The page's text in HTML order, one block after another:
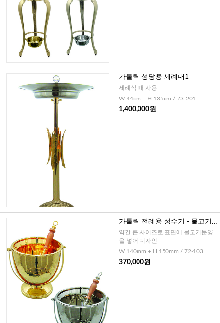
가톨릭 성당용 세례대1
세례식 때 사용
W 44cm + H 135cm / 73-201
1,400,000원
가톨릭 전례용 성수기 - 물고기
문양
약간 큰 사이즈로 표면에 물고기문양
을 넣어 디자인
W 140mm + H 150mm / 72-103
370,000원